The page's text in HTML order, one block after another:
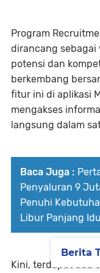
Program
dirancang
potensi dan
berkembang
fitur ini di aplikasi
mengakses
langsung dalam
Baca Juga :
Penyaluran 9
Penuhi
Libur Panjang
Kini, terdapat dua
Berita